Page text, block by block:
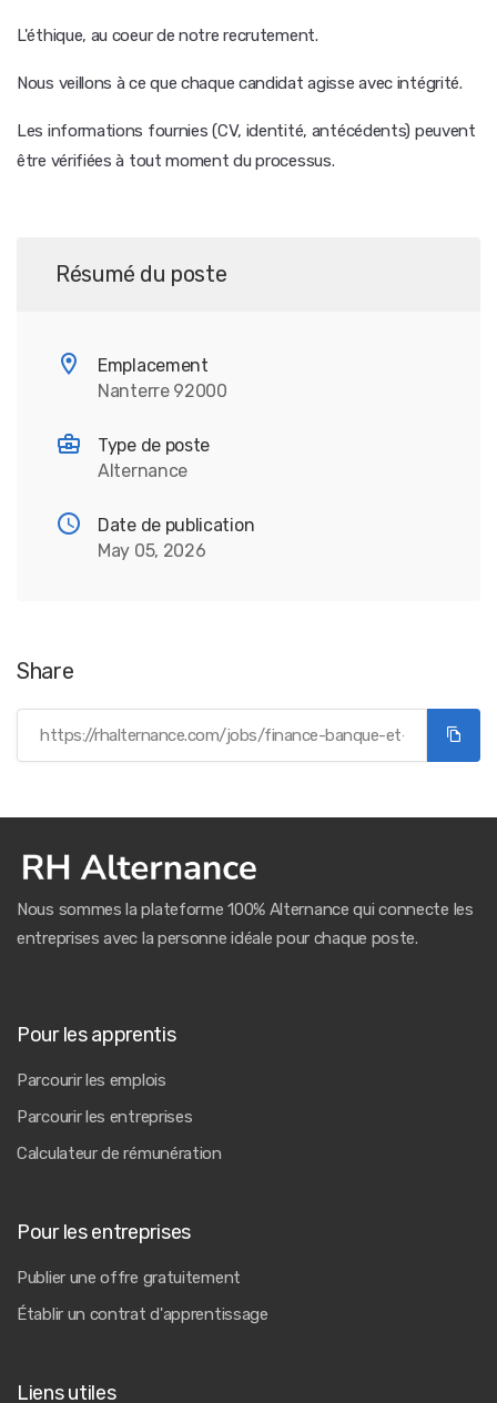
L'éthique, au coeur de notre recrutement.
Nous veillons à ce que chaque candidat agisse avec intégrité.
Les informations fournies (CV, identité, antécédents) peuvent
être vérifiées à tout moment du processus.
Résumé du poste
Emplacement
Nanterre 92000
Type de poste
Alternance
Date de publication
May 05, 2026
Share
Nous sommes la plateforme 100% Alternance qui connecte les
entreprises avec la personne idéale pour chaque poste.
Pour les apprentis
Parcourir les emplois
Parcourir les entreprises
Calculateur de rémunération
Pour les entreprises
Publier une offre gratuitement
Établir un contrat d'apprentissage
Liens utiles